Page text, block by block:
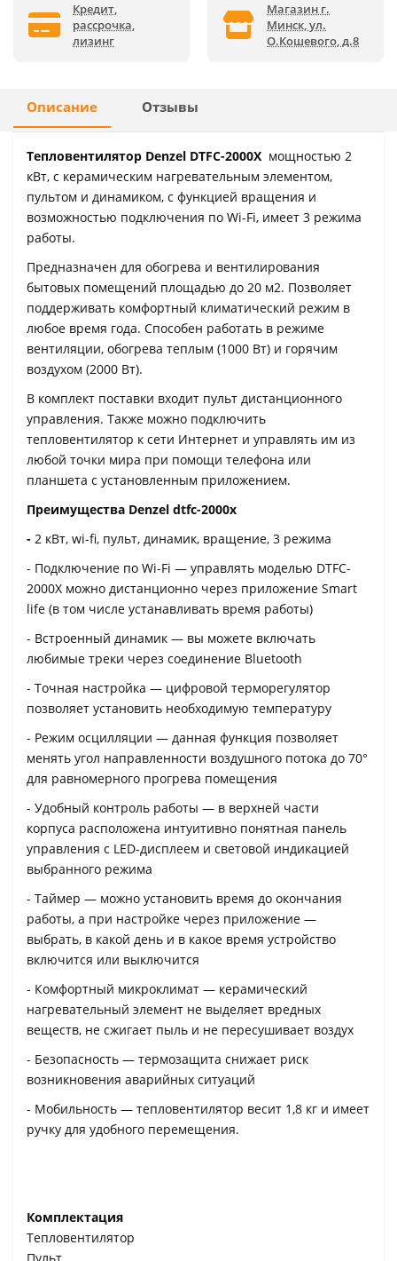
Кредит,
рассрочка,
лизинг
Магазин г.
Минск, ул.
О.Кошевого, д.8
Описание Отзывы
Тепловентилятор Denzel DTFC-2000X мощностью 2
кВт, с керамическим нагревательным элементом,
пультом и динамиком, с функцией вращения и
возможностью подключения по Wi-Fi, имеет 3 режима
работы.
Предназначен для обогрева и вентилирования
бытовых помещений площадью до 20 м2. Позволяет
поддерживать комфортный климатический режим в
любое время года. Способен работать в режиме
вентиляции, обогрева теплым (1000 Вт) и горячим
воздухом (2000 Вт).
В комплект поставки входит пульт дистанционного
управления. Также можно подключить
тепловентилятор к сети Интернет и управлять им из
любой точки мира при помощи телефона или
планшета с установленным приложением.
Преимущества Denzel dtfc-2000x
- 2 кВт, wi-fi, пульт, динамик, вращение, 3 режима
- Подключение по Wi-Fi — управлять моделью DTFC-
2000X можно дистанционно через приложение Smart
life (в том числе устанавливать время работы)
- Встроенный динамик — вы можете включать
любимые треки через соединение Bluetooth
- Точная настройка — цифровой терморегулятор
позволяет установить необходимую температуру
- Режим осцилляции — данная функция позволяет
менять угол направленности воздушного потока до 70°
для равномерного прогрева помещения
- Удобный контроль работы — в верхней части
корпуса расположена интуитивно понятная панель
управления с LED-дисплеем и световой индикацией
выбранного режима
- Таймер — можно установить время до окончания
работы, а при настройке через приложение —
выбрать, в какой день и в какое время устройство
включится или выключится
- Комфортный микроклимат — керамический
нагревательный элемент не выделяет вредных
веществ, не сжигает пыль и не пересушивает воздух
- Безопасность — термозащита снижает риск
возникновения аварийных ситуаций
- Мобильность — тепловентилятор весит 1,8 кг и имеет
ручку для удобного перемещения.
Комплектация
Тепловентилятор